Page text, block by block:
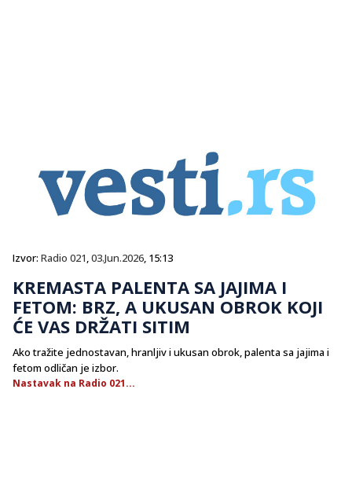
Izvor: Radio 021,03.Jun.2026, 15:13
KREMASTA PALENTA SA JAJIMA I
FETOM: BRZ, A UKUSAN OBROK KOJI
ĆE VAS DRŽATI SITIM
Ako tražite jednostavan, hranljiv i ukusan obrok, palenta sa jajima i
fetom odličan je izbor.
Nastavak na Radio 021...